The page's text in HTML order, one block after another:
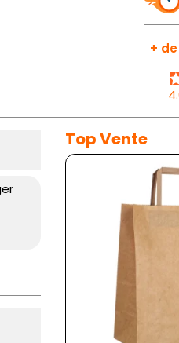
+
Top Vente